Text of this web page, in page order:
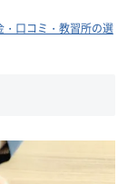
・口コミ・教習所の選